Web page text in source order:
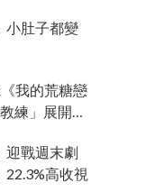
小肚子都變
我的荒糖戀
練」展開荒
迎戰週末劇
高收視